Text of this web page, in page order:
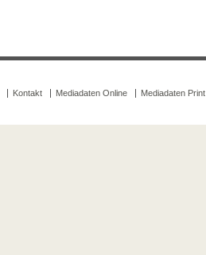
Kontakt Mediadaten Online Mediadaten Print